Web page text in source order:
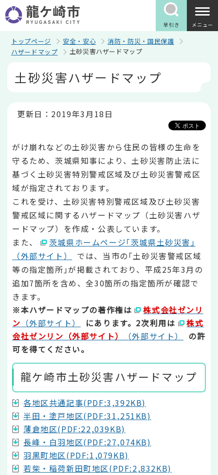
の
ペ
早引き メニュー
トップページ 安全・安心
消防・防災・国民保護
ハザードマップ
土砂災害ハザードマップ
土砂災害ハザードマップ
更新日：2019年3月18日
がけ崩れなどの土砂災害から住民の皆様の生命を
守るため、茨城県知事により、土砂災害防止法に
基づく土砂災害特別警戒区域及び土砂災害警戒区
域が指定されております。
これを受け、土砂災害特別警戒区域及び土砂災害
警戒区域に関するハザードマップ（土砂災害ハザ
ードマップ）を作成・公表しています。
また、
茨城県ホームページ｢茨城県土砂災害｣
（外部サイト）
では、当市の｢土砂災害警戒区域
等の指定箇所｣が掲載されており、平成25年3月の
追加7箇所を含め、全30箇所の指定箇所が確認で
きます。
※本ハザードマップの著作権は
株式会社ゼンリ
ン （外部サイト） にあります。2次利用は
株式
会社ゼンリン（外部サイト）
（外部サイト）
の許
可を得てください。
龍ケ崎市土砂災害ハザードマップ
各地区共通記事(PDF:3,392KB)
半田・塗戸地区(PDF:31,251KB)
薄倉地区(PDF:22,039KB)
長峰・白羽地区(PDF:27,074KB)
羽黒町地区(PDF:1,079KB)
若柴・稲荷新田町地区(PDF:2,832KB)